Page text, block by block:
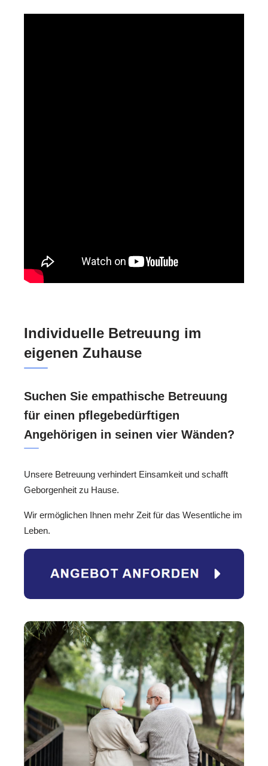
Individuelle Betreuung im
eigenen Zuhause
Suchen Sie empathische Betreuung
für einen pflegebedürftigen
Angehörigen in seinen vier Wänden?
Unsere Betreuung verhindert Einsamkeit und schafft
Geborgenheit zu Hause.
Wir ermöglichen Ihnen mehr Zeit für das Wesentliche im
Leben.